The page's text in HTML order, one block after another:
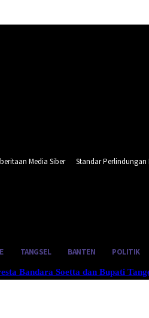
Media Siber Standar Perlindungan
TANGSEL BANTEN POLITIK
Bandara Soetta dan Bupati